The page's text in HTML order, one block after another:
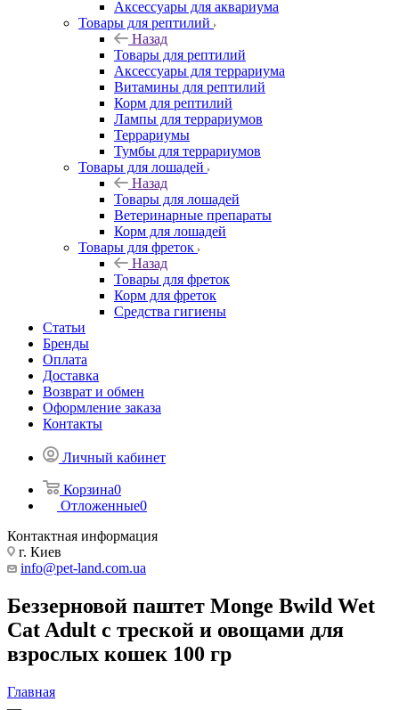
Аксессуары для аквариума
Товары для рептилий
Назад
Товары для рептилий
Аксессуары для террариума
Витамины для рептилий
Корм для рептилий
Лампы для террариумов
Террариумы
Тумбы для террариумов
Товары для лошадей
Назад
Товары для лошадей
Ветеринарные препараты
Корм для лошадей
Товары для фреток
Назад
Товары для фреток
Корм для фреток
Средства гигиены
Статьи
Бренды
Оплата
Доставка
Возврат и обмен
Оформление заказа
Контакты
Личный кабинет
Корзина0
Отложенные0
Контактная информация
г. Киев
info@pet-land.com.ua
Беззерновой паштет Monge Bwild Wet
Cat Adult с треской и овощами для
взрослых кошек 100 гр
Главная